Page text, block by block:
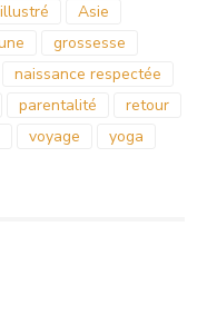
Asie
grossesse
naissance respectée
parentalité
retour
voyage
yoga